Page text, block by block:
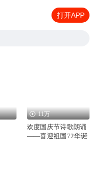
打开APP
11万
欢度国庆节诗歌朗诵
——喜迎祖国72华诞